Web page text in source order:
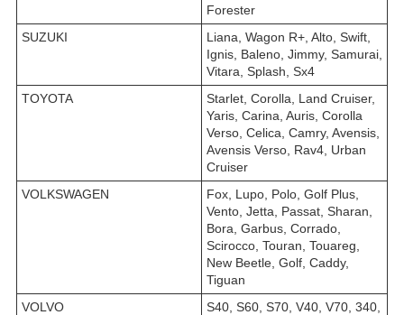
Forester
SUZUKI
Liana, Wagon R+, Alto, Swift,
Ignis, Baleno, Jimmy, Samurai,
Vitara, Splash, Sx4
TOYOTA
Starlet, Corolla, Land Cruiser,
Yaris, Carina, Auris, Corolla
Verso, Celica, Camry, Avensis,
Avensis Verso, Rav4, Urban
Cruiser
VOLKSWAGEN
Fox, Lupo, Polo, Golf Plus,
Vento, Jetta, Passat, Sharan,
Bora, Garbus, Corrado,
Scirocco, Touran, Touareg,
New Beetle, Golf, Caddy,
Tiguan
VOLVO
S40, S60, S70, V40, V70, 340,